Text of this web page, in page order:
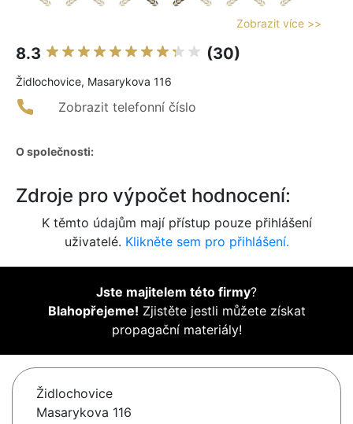
Zobrazit více >>
8.3 (30)
Židlochovice, Masarykova 116
Zobrazit telefonní číslo
O společnosti:
Zdroje pro výpočet hodnocení:
K těmto údajům mají přístup pouze přihlášení
uživatelé. Klikněte sem pro přihlášení.
Jste majitelem této firmy?
Blahopřejeme! Zjistěte jestli můžete získat
propagační materiály!
Židlochovice
Masarykova 116